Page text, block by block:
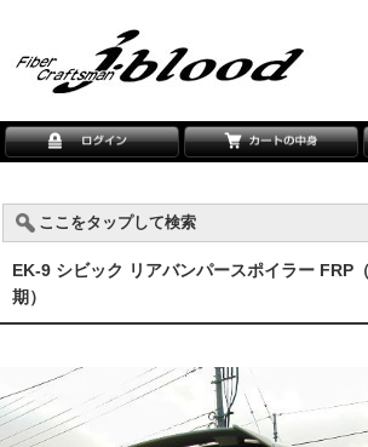
ここをタップして検索
EK-9 シビック リアバンパースポイラー FRP
期）